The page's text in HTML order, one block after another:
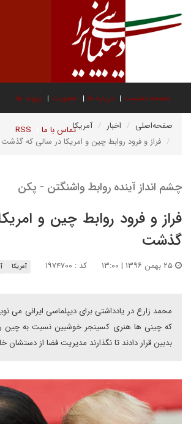
صفحه نخست درباره ما عضویت پیوند ها
تماس با ما RSS صفحه‌اصلی اخبار
آمریکا
فراز و فرود روابط چین و امریکا در سالی که گذشت
چشم انداز آینده روابط واشنگتن - پکن
فراز و فرود روابط چین و
گذشت
کد : ۱۹۷۴۷۰۰ آمریکا
محمد زارع در یادداشتی برای دیپلماسی ایرانی می
که چینی ها هنری کسینجر خوشبین نسبت به چین را
بدبین قرار دادند تا نگذارند مدیریت فضا از دستشان